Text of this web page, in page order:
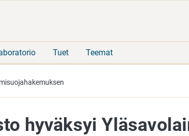
Tuet Teemat
hyväksyi